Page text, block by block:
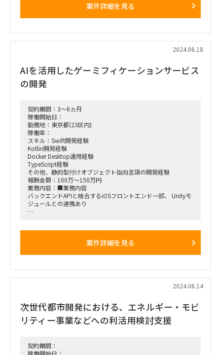
案件詳細を見る
2024.06.18
AIを活用したゲーミフィケーションサービス
の開発
契約期間：3～6ヵ月
稼働開始日：
勤務地：東京都(23区内)
稼働率：
スキル：Swift開発経験
Kotlin開発経験
Docker Desktop運用経験
TypeScript経験
その他、静的型付けオブジェクト指向言語の開発経験
報酬金額：100万～150万円
業務内容：■業務内容
バックエンドAPIと結合するiOSフロントエンド一部、 Unityモ
ジュールとの連携あり
Docker Desktop運用経験
■期間：即日～12月末（延長可能性あり）
■勤務地：基本リモート（週1ミーティングで品川オフィス出
■備考
本現場はハイスキルメンバーで構成されているため、できれば
案件詳細を見る
2024.06.14
次世代都市開発における、エネルギー・モビ
リティー事業などへの利活用検討支援
契約期間：
稼働開始日：